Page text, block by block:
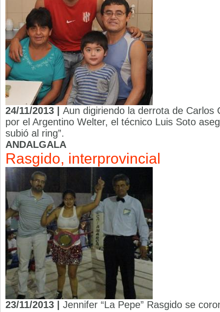
24/11/2013 | Aun digiriendo la derrota de Carlos
por el Argentino Welter, el técnico Luis Soto
subió al ring”.
ANDALGALA
Rasgido, interprovincial
23/11/2013 | Jennifer “La Pepe” Rasgido se